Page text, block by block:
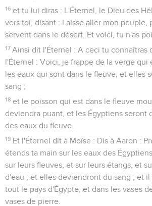
16 et tu lui diras : L'Éternel, le Dieu des
vers toi, disant : Laisse aller mon peuple,
servent dans le désert. Et voici, tu n'as
17 Ainsi dit l'Éternel : A ceci tu connaîtras
l'Éternel : Voici, je frappe de la verge qui
les eaux qui sont dans le fleuve, et elles
sang ;
18 et le poisson qui est dans le fleuve
deviendra puant, et les Égyptiens seront
des eaux du fleuve.
19 Et l'Éternel dit à Moïse : Dis à Aaron :
étends ta main sur les eaux des
sur leurs fleuves, et sur leurs étangs, et
d'eau ; et elles deviendront du sang ; et il
tout le pays d'Égypte, et dans les vases
vases de pierre.